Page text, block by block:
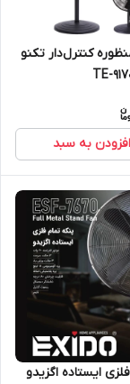
کنترل‌دار تکنو
TE-
افزودن به سبد
ایستاده اگزیدو